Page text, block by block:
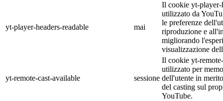
yt-player-headers-readable mai
Il cookie yt-player-
utilizzato da
le preferenze
riproduzione e
migliorando
visualizzazione
yt-remote-cast-available sessione
Il cookie yt-
utilizzato per
dell'utente in
del casting sul
YouTube.